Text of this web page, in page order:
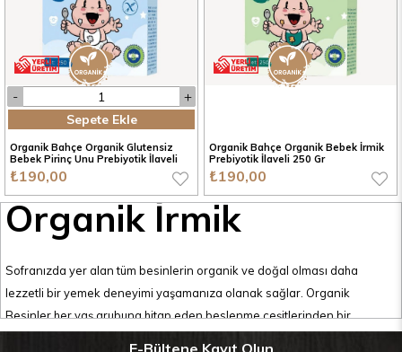
Organik Bahçe Organik Glutensiz
Bebek Pirinç Unu Prebiyotik İlaveli
250 Gr
₺190,00
Sepete Ekle
Organik Bahçe Organik Bebek İrmik
Prebiyotik İlaveli 250 Gr
₺190,00
Organik İrmik
Sofranızda yer alan tüm besinlerin organik ve doğal olması daha
lezzetli bir yemek deneyimi yaşamanıza olanak sağlar. Organik
Besinler her yaş grubuna hitap eden beslenme çeşitlerinden bir
E-Bültene Kayıt Olun